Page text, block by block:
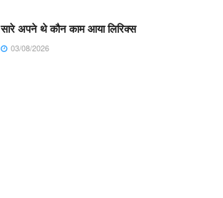
सारे अपने थे कौन काम आया लिरिक्स
03/08/2026